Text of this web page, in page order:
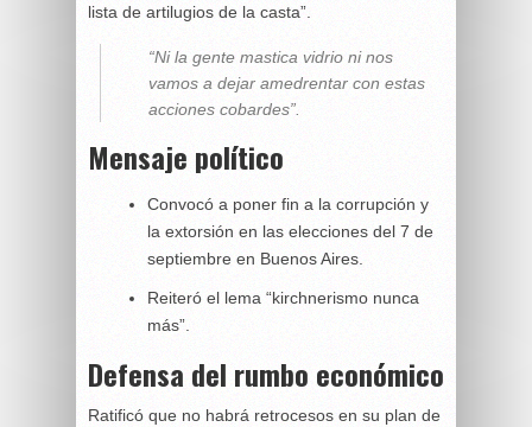
lista de artilugios de la casta”.
“Ni la gente mastica vidrio ni nos
vamos a dejar amedrentar con estas
acciones cobardes”.
Mensaje político
Convocó a poner fin a la corrupción y
la extorsión en las elecciones del 7 de
septiembre en Buenos Aires.
Reiteró el lema “kirchnerismo nunca
más”.
Defensa del rumbo económico
Ratificó que no habrá retrocesos en su plan de